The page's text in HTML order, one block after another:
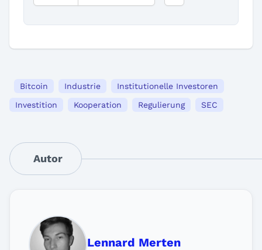
Bitcoin Industrie
Institutionelle Investoren
Investition
Kooperation Regulierung SEC
Autor
Lennard Merten